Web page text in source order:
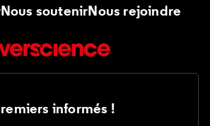
Nous soutenirNous rejoindre
informés !